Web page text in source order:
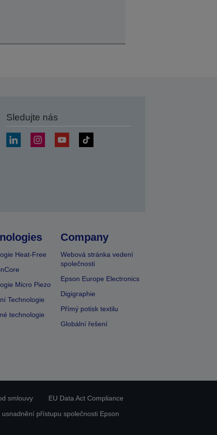
Sledujte nás
Heat-Free
Micro Piezo
Technologie
technologie
Company
Webová stránka vedení
společnosti
Epson Europe Electronics
Digigraphie
Přímý potisk textilu
Globální řešení
smlouvy
EU Data Act Compliance
usnadnění přístupu společnosti Epson